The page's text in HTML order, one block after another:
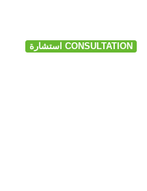
CONSULTATION استشارة